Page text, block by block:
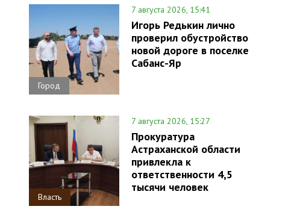
Город
7 августа 2026, 15:41
Игорь Редькин лично
проверил обустройство
новой дороге в поселке
Сабанс-Яр
Власть
7 августа 2026, 15:27
Прокуратура
Астраханской области
привлекла к
ответственности 4,5
тысячи человек